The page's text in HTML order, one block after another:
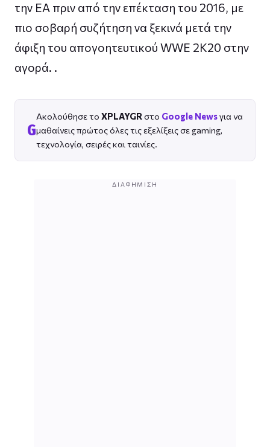
την EA πριν από την επέκταση του 2016, με
πιο σοβαρή συζήτηση να ξεκινά μετά την
άφιξη του απογοητευτικού WWE 2K20 στην
αγορά. .
G
Ακολούθησε το XPLAYGR στο Google Newsγια να
μαθαίνεις πρώτος όλες τις εξελίξεις σε gaming,
τεχνολογία, σειρές και ταινίες.
ΔΙΑΦΉΜΙΣΗ